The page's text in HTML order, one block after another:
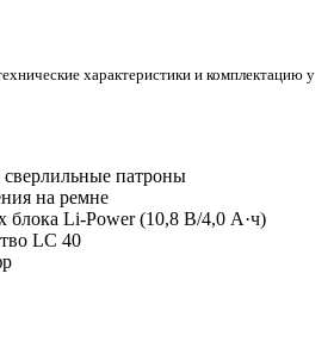
характеристики и комплектацию у
патроны
на ремне
блока Li-Power (10,8 В/4,0 А·ч)
LC 40